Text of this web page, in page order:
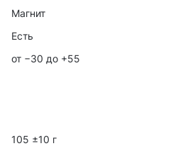
Магнит
Есть
от −30 до +55
105 ±10 г